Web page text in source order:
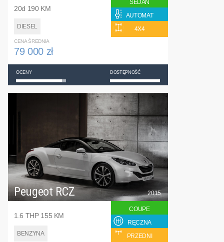
20d 190 KM
DIESEL
SEDAN
AUTOMAT
4X4
CENA ŚREDNIA
79 000 zł
OCENY DOSTĘPNOŚĆ
Peugeot RCZ
1.6 THP 155 KM
BENZYNA
2015
COUPE
RĘCZNA
PRZEDNI